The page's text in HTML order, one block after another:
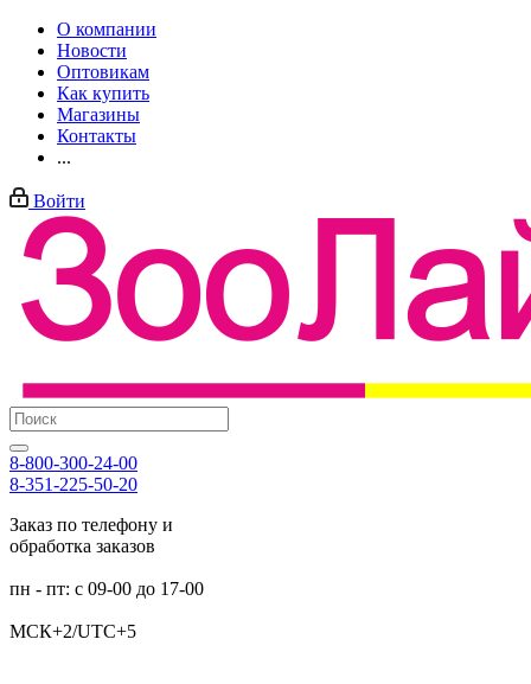
О компании
Новости
Оптовикам
Как купить
Магазины
Контакты
...
Войти
8-800-300-24-00
8-351-225-50-20
Заказ по телефону и
обработка заказов
пн - пт: с 09-00 до 17-00
МСК+2/UTC+5